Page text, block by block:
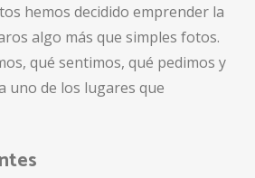
hemos decidido emprender la
algo más que simples fotos.
qué sentimos, qué pedimos y
uno de los lugares que